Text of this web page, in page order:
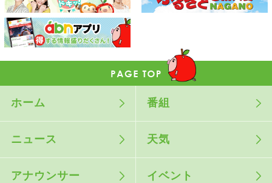
ホーム 番組
ニュース 天気
アナウンサー イベント